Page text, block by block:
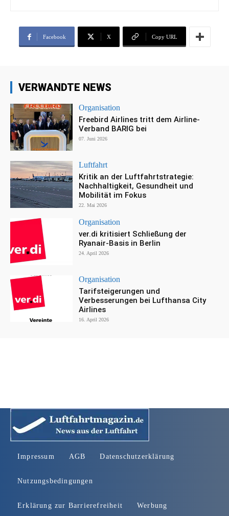
Facebook X Copy URL
VERWANDTE NEWS
Organisation
Freebird Airlines tritt dem Airline-
Verband BARIG bei
07. Juni 2026
Luftfahrt
Kritik an der Luftfahrtstrategie:
Nachhaltigkeit, Gesundheit und
Mobilität im Fokus
22. Mai 2026
Organisation
ver.di kritisiert Schließung der
Ryanair-Basis in Berlin
24. April 2026
Organisation
Tarifsteigerungen und
Verbesserungen bei Lufthansa City
Airlines
16. April 2026
Impressum AGB Datenschutzerklärung
Nutzungsbedingungen
Erklärung zur Barrierefreiheit Werbung